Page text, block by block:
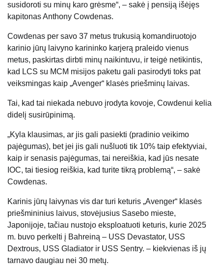
susidoroti su minų karo grėsme“, – sakė į pensiją išėjęs
kapitonas Anthony Cowdenas.
Cowdenas per savo 37 metus trukusią komandiruotojo
karinio jūrų laivyno karininko karjerą praleido vienus
metus, paskirtas dirbti minų naikintuvu, ir teigė netikintis,
kad LCS su MCM misijos paketu gali pasirodyti toks pat
veiksmingas kaip „Avenger“ klasės priešminų laivas.
Tai, kad tai niekada nebuvo įrodyta kovoje, Cowdenui kelia
didelį susirūpinimą.
„Kyla klausimas, ar jis gali pasiekti (pradinio veikimo
pajėgumas), bet jei jis gali nušluoti tik 10% taip efektyviai,
kaip ir senasis pajėgumas, tai nereiškia, kad jūs nesate
IOC, tai tiesiog reiškia, kad turite tikrą problemą“, – sakė
Cowdenas.
Karinis jūrų laivynas vis dar turi keturis „Avenger“ klasės
priešmininius laivus, stovėjusius Sasebo mieste,
Japonijoje, tačiau nustojo eksploatuoti keturis, kurie 2025
m. buvo perkelti į Bahreiną – USS Devastator, USS
Dextrous, USS Gladiator ir USS Sentry. – kiekvienas iš jų
tarnavo daugiau nei 30 metų.